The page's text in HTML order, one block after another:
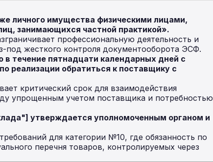
личного имущества физическими лицами,
занимающихся частной практикой».
профессиональную деятельность и
под жесткого контроля документооборота ЭСФ.
в течение пятнадцати календарных дней с
реализации обратиться к поставщику с
критический срок для взаимодействия
упрощенным учетом поставщика и потребностью
утверждается уполномоченным органом и
для категории №10, где обязанность по
перечня товаров, контролируемых через